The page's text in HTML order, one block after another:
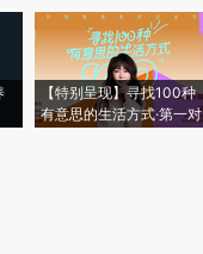
【特别呈现】寻找100种
有意思的生活方式·第一对